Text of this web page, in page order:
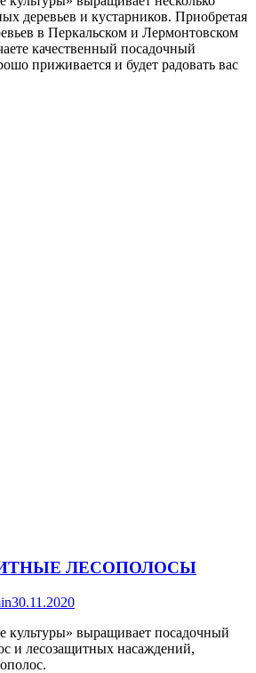
деревьев и кустарников. Приобретая
в Перкальском и Лермонтовском
качественный посадочный
приживается и будет радовать вас
ЛЕСОПОЛОСЫ
30.11.2020
культуры» выращивает посадочный
и лесозащитных насаждений,